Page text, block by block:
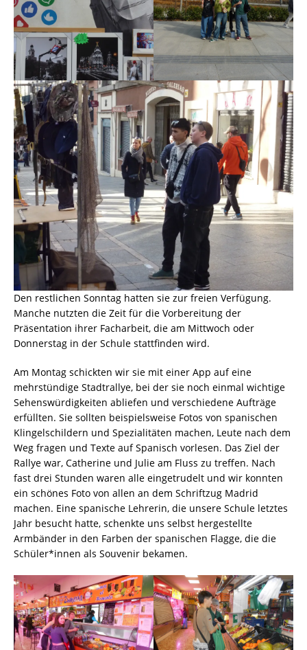
Den restlichen Sonntag hatten sie zur freien Verfügung.
Manche nutzten die Zeit für die Vorbereitung der
Präsentation ihrer Facharbeit, die am Mittwoch oder
Donnerstag in der Schule stattfinden wird.
Am Montag schickten wir sie mit einer App auf eine
mehrstündige Stadtrallye, bei der sie noch einmal wichtige
Sehenswürdigkeiten abliefen und verschiedene Aufträge
erfüllten. Sie sollten beispielsweise Fotos von spanischen
Klingelschildern und Spezialitäten machen, Leute nach dem
Weg fragen und Texte auf Spanisch vorlesen. Das Ziel der
Rallye war, Catherine und Julie am Fluss zu treffen. Nach
fast drei Stunden waren alle eingetrudelt und wir konnten
ein schönes Foto von allen an dem Schriftzug Madrid
machen. Eine spanische Lehrerin, die unsere Schule letztes
Jahr besucht hatte, schenkte uns selbst hergestellte
Armbänder in den Farben der spanischen Flagge, die die
Schüler*innen als Souvenir bekamen.